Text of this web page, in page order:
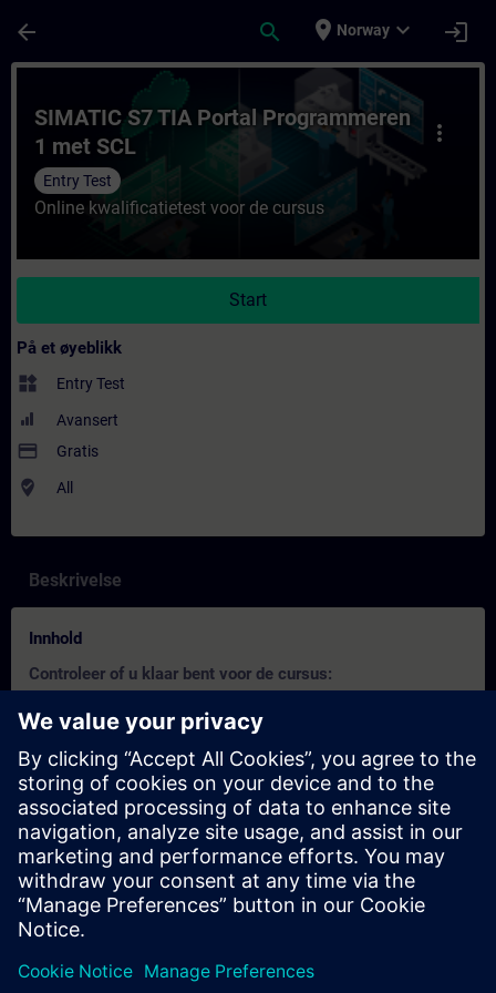
arrow_back search place Norway expand_more login
Kurs - SIMATIC S7 TIA Portal
more_vert
SIMATIC S7 TIA Portal Programmeren
1 met SCL
Entry Test
Online kwalificatietest voor de cursus
Start
På et øyeblikk
widgets Entry Test
Avansert
payment Gratis
where_to_vote All
Beskrivelse
Innhold
Controleer of u klaar bent voor de cursus:
Deze test helpt u om erachter te komen of u over de vereiste
basiskennis beschikt.
De test heeft21 vragen.
Er is
geen tijdslimiet
Als umeer dan 70% correctantwoordt, bent u klaar om
aan de cursus deel te nemen.
Als uminder dan 70%scoort, raden wij u aan de cursus
SIMATIC S7 TIA Portal Programmeren 1 (TIA-PRO1) te
volgen om uw basis op te bouwen.